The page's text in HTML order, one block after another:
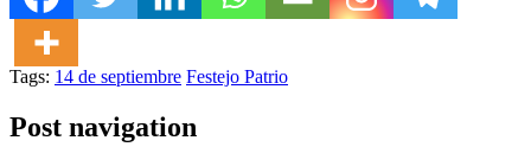
Tags: 14 de septiembre Festejo Patrio
Post navigation